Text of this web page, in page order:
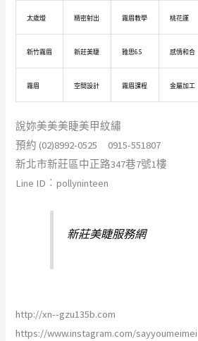
太歲燈 精密射出 霧眉教學 桃花運
新竹霧眉 新莊美睫 雅思6.5 感情和合
霧眉 空間設計 霧眉課程 金屬加工
說妳美美美睫美甲紋繡
預約 (02)8992-0525 0915-551807
新北市新莊區中正路347巷7號1樓
Line ID︰pollyninteen
新莊美睫服務網
http://xn--gzu135b.com
https://www.instagram.com/sayyoumeimei